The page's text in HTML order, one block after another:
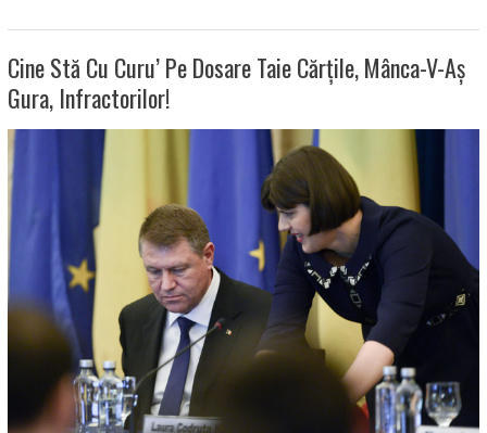
Cine Stă Cu Curu’ Pe Dosare Taie Cărțile, Mânca-V-Aș
Gura, Infractorilor!